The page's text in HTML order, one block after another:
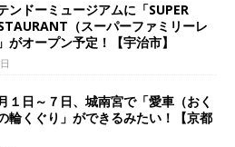
ンドーミュージアムに「SUPER
（スーパーファミリーレ
がオープン予定！【宇治市】
１日～７日、城南宮で「愛車（おく
輪くぐり」ができるみたい！【京都